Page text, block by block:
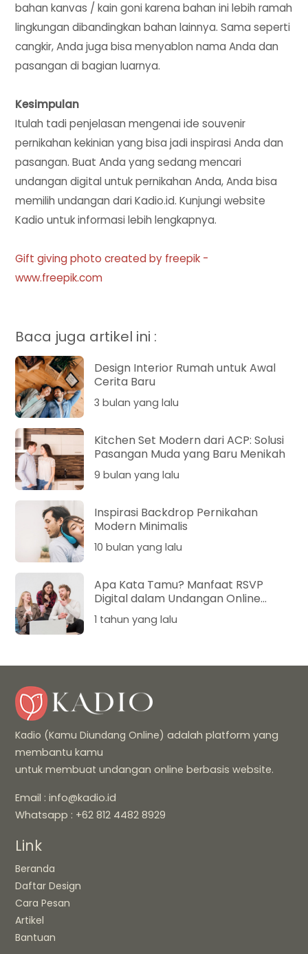
bahan kanvas / kain goni karena bahan ini lebih ramah
lingkungan dibandingkan bahan lainnya. Sama seperti
cangkir, Anda juga bisa menyablon nama Anda dan
pasangan di bagian luarnya.
Kesimpulan
Itulah tadi penjelasan mengenai ide souvenir
pernikahan kekinian yang bisa jadi inspirasi Anda dan
pasangan. Buat Anda yang sedang mencari
undangan digital untuk pernikahan Anda, Anda bisa
memilih undangan dari Kadio.id. Kunjungi website
Kadio untuk informasi lebih lengkapnya.
Gift giving photo created by freepik -
www.freepik.com
Baca juga artikel ini :
Design Interior Rumah untuk Awal
Cerita Baru
3 bulan yang lalu
Kitchen Set Modern dari ACP: Solusi
Pasangan Muda yang Baru Menikah
9 bulan yang lalu
Inspirasi Backdrop Pernikahan
Modern Minimalis
10 bulan yang lalu
Apa Kata Tamu? Manfaat RSVP
Digital dalam Undangan Online
Pernikahan
1 tahun yang lalu
Kadio (Kamu Diundang Online) adalah platform yang
membantu kamu
untuk membuat undangan online berbasis website.
Email : info@kadio.id
Whatsapp : +62 812 4482 8929
Link
Beranda
Daftar Design
Cara Pesan
Artikel
Bantuan